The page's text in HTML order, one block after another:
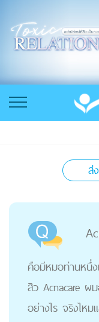
ส่
คือมีหมอท่านหนึ่ง
สิว Acnacare ผ
อย่างไร จริงไหม